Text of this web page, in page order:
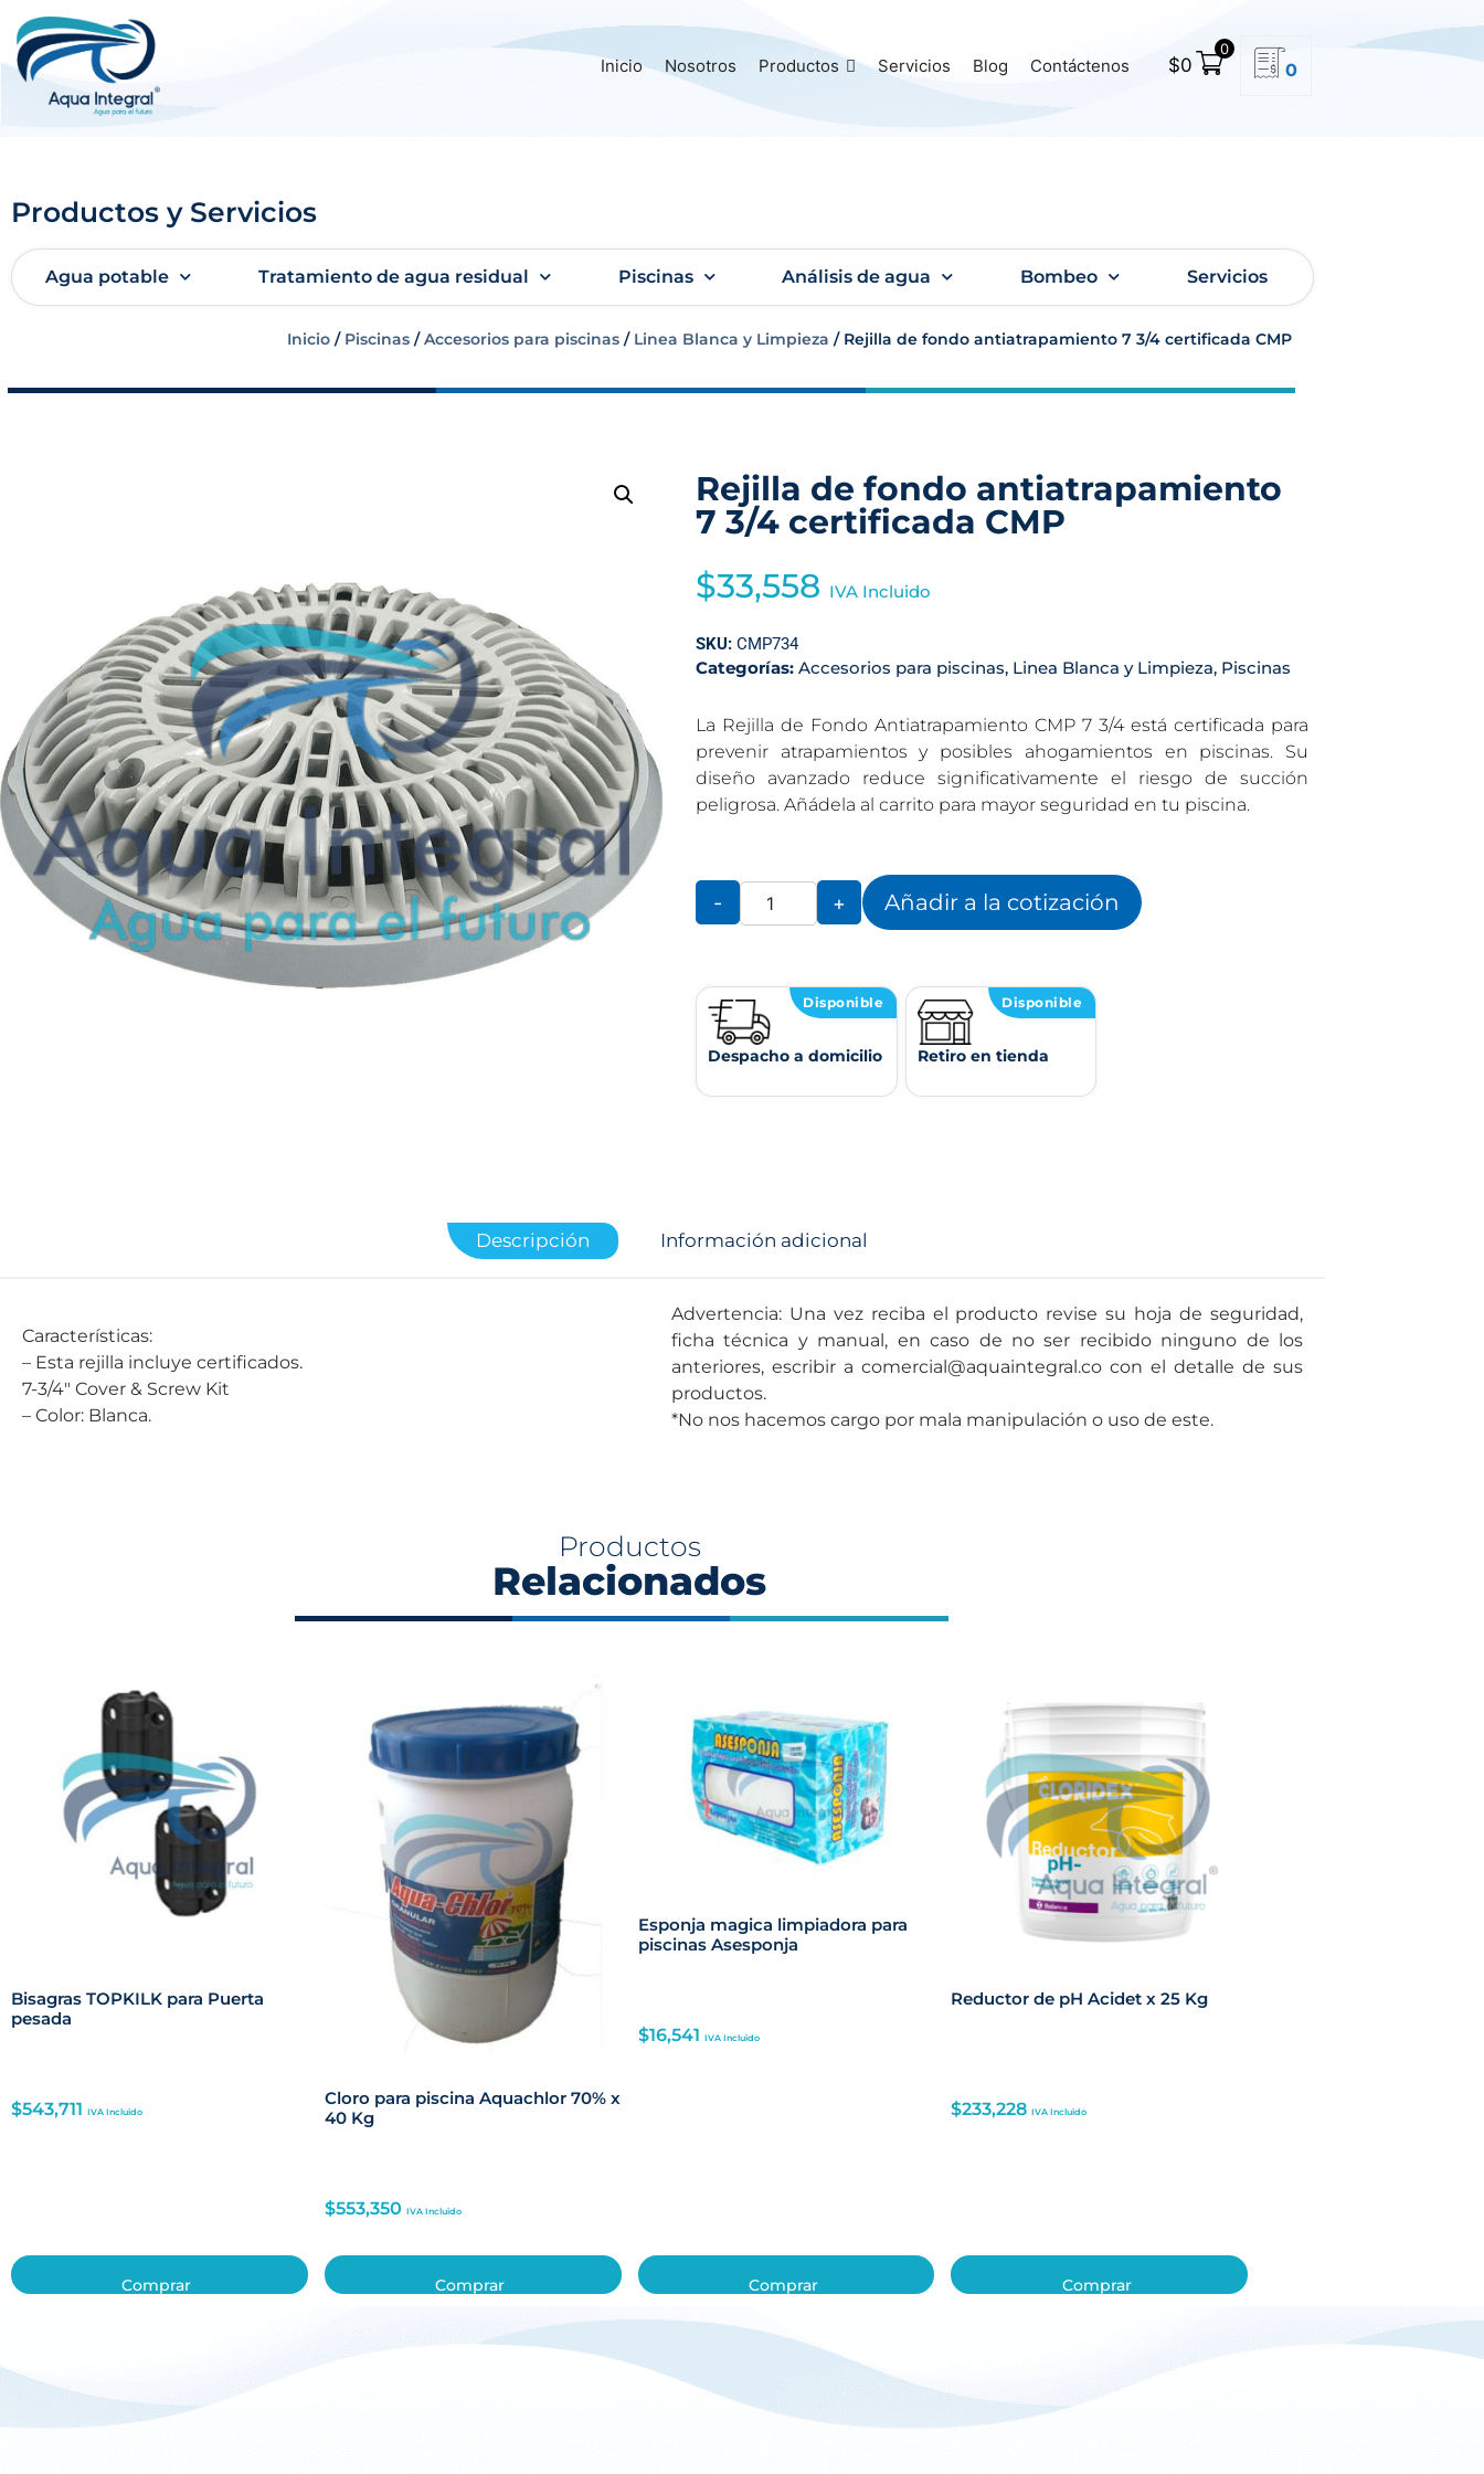
Inicio Nosotros Productos Servicios Blog Contáctenos $0
0
0
Productos y Servicios
Agua potable Tratamiento de agua residual Piscinas Análisis de agua Bombeo Servicios
Inicio / Piscinas /Accesorios para piscinas / Linea Blanca y Limpieza / Rejilla de fondo antiatrapamiento 7 3/4 certificada CMP
Rejilla de fondo antiatrapamiento
7 3/4 certificada CMP
$33,558 IVA Incluido
SKU: CMP734
Categorías: Accesorios para piscinas, Linea Blanca y Limpieza, Piscinas
La Rejilla de Fondo Antiatrapamiento CMP 7 3/4 está certificada para
prevenir atrapamientos y posibles ahogamientos en piscinas. Su
diseño avanzado reduce significativamente el riesgo de succión
peligrosa. Añádela al carrito para mayor seguridad en tu piscina.
- + Añadir a la cotización
Disponible
Despacho a domicilio
Disponible
Retiro en tienda
Descripción Información adicional
Características:
– Esta rejilla incluye certificados.
7-3/4″ Cover & Screw Kit
– Color: Blanca.
Advertencia: Una vez reciba el producto revise su hoja de seguridad,
ficha técnica y manual, en caso de no ser recibido ninguno de los
anteriores, escribir a comercial@aquaintegral.co con el detalle de sus
productos.
*No nos hacemos cargo por mala manipulación o uso de este.
Productos
Relacionados
Bisagras TOPKILK para Puerta
pesada
$543,711 IVA Incluido
Comprar
Cloro para piscina Aquachlor 70% x
40 Kg
$553,350 IVA Incluido
Comprar
Esponja magica limpiadora para
piscinas Asesponja
$16,541 IVA Incluido
Comprar
Reductor de pH Acidet x 25 Kg
$233,228 IVA Incluido
Comprar